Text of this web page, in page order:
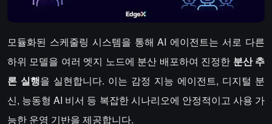
모듈화된 스케줄링 시스템을 통해 AI 에이전트는 서로 다른
하위 모델을 여러 엣지 노드에 분산 배포하여 진정한 분산 추
론 실행을 실현합니다. 이는 감정 지능 에이전트, 디지털 분
신, 능동형 AI 비서 등 복잡한 시나리오에 안정적이고 사용 가
능한 운영 기반을 제공합니다.